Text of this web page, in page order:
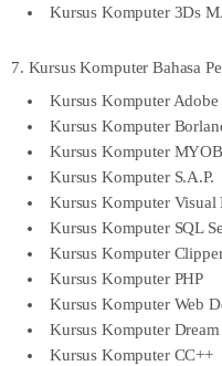
Kursus Komputer 3Ds
7. Kursus Komputer Bahasa
Kursus Komputer Adobe
Kursus Komputer
Kursus Komputer MYOB
Kursus Komputer S.A.P.
Kursus Komputer Visual
Kursus Komputer SQL
Kursus Komputer
Kursus Komputer PHP
Kursus Komputer Web
Kursus Komputer Dream
Kursus Komputer CC++